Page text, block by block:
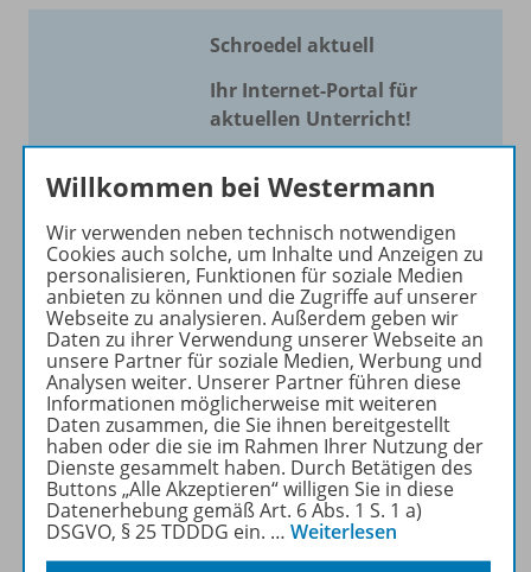
Schroedel aktuell
Ihr Internet-Portal für
aktuellen Unterricht!
wir Ihnen einen Service, um
Ihren Unterricht aktuell und
einfach zu gestalten. Jede
Woche drei bis vier
Neuerscheinungen mit
großem Online Archiv.
Mehr erfahren
Informationen
Willkommen bei Westermann
Wir verwenden neben technisch notwendigen
Cookies auch solche, um Inhalte und Anzeigen zu
personalisieren, Funktionen für soziale Medien
anbieten zu können und die Zugriffe auf unserer
Webseite zu analysieren. Außerdem geben wir
Daten zu ihrer Verwendung unserer Webseite an
unsere Partner für soziale Medien, Werbung und
Analysen weiter. Unserer Partner führen diese
Informationen möglicherweise mit weiteren
Daten zusammen, die Sie ihnen bereitgestellt
haben oder die sie im Rahmen Ihrer Nutzung der
Dienste gesammelt haben. Durch Betätigen des
Buttons „Alle Akzeptieren“ willigen Sie in diese
Datenerhebung gemäß Art. 6 Abs. 1 S. 1 a)
DSGVO, § 25 TDDDG ein. … Weiterlesen